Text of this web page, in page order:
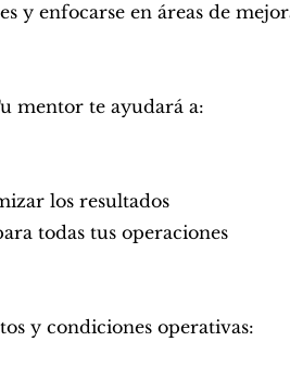
enfocarse en áreas de
mentor te ayudará a:
los resultados
todas tus operaciones
y condiciones operativas: